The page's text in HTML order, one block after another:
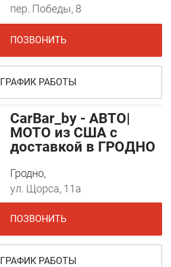
пер. Победы, 8
ПОЗВОНИТЬ
ГРАФИК РАБОТЫ
CarBar_by - АВТО|
МОТО из США с
доставкой в ГРОДНО
Гродно,
ул. Щорса, 11а
ПОЗВОНИТЬ
ГРАФИК РАБОТЫ